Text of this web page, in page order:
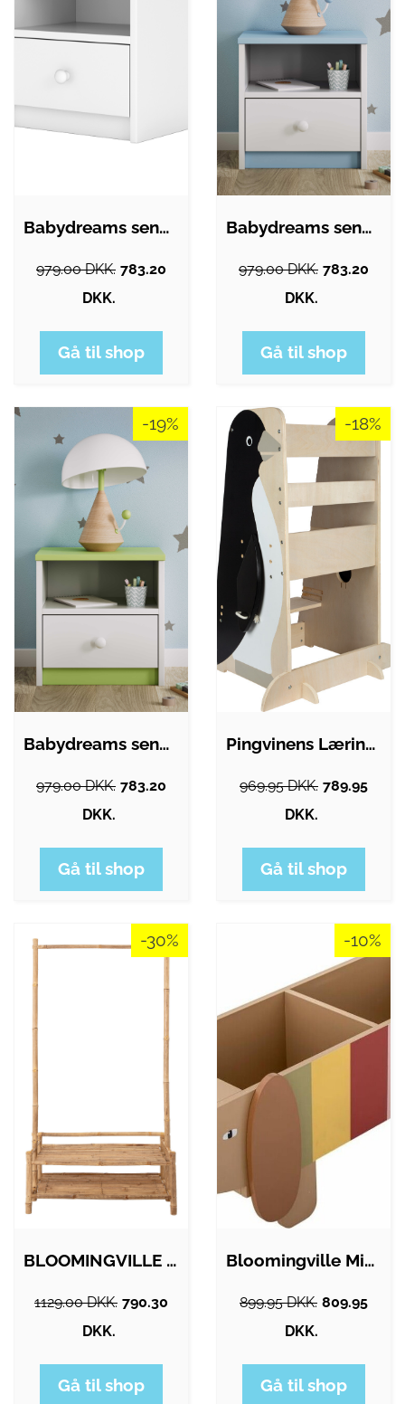
Babydreams sengebord til børn, m. 1 rum…
979.00 DKK. 783.20
DKK.
Gå til shop
Babydreams sengebord til børn, m. 1 rum…
979.00 DKK. 783.20
DKK.
Gå til shop
-19%
Babydreams sengebord til børn, m. 1 rum…
979.00 DKK. 783.20
DKK.
Gå til shop
-18%
Pingvinens Læringstårn Til Børn - Træ -…
969.95 DKK. 789.95
DKK.
Gå til shop
-30%
BLOOMINGVILLE MINI tøjstativ, m. hylder…
1129.00 DKK. 790.30
DKK.
Gå til shop
-10%
Bloomingville Mini - Charlie Bogkasse…
899.95 DKK. 809.95
DKK.
Gå til shop